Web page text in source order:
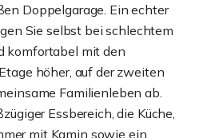
Doppelgarage. Ein echter
Sie selbst bei schlechtem
komfortabel mit den
höher, auf der zweiten
Familienleben ab.
Essbereich, die Küche,
mit Kamin sowie ein